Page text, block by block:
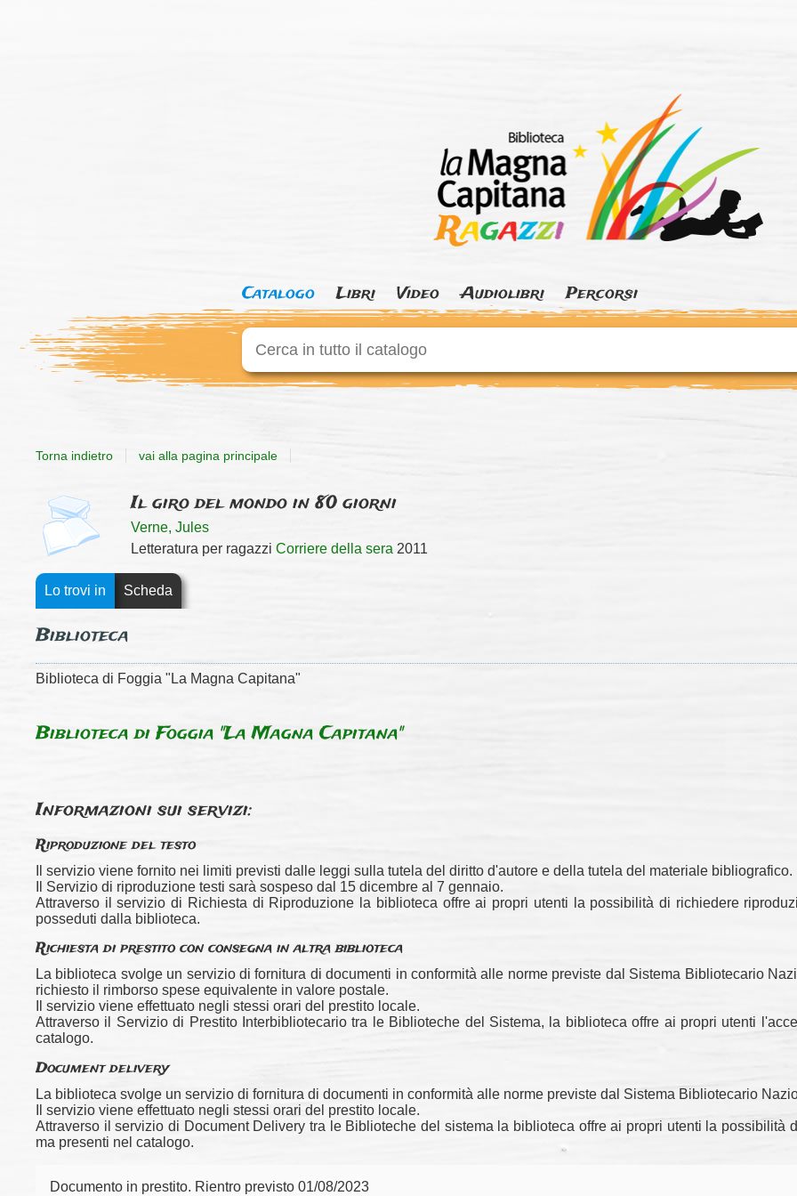
Magna
Capitana
Ragazzi
Catalogo Libri Video Audiolibri Percorsi
Cerca su "Catalogo"
Torna indietro vai alla pagina principale
Dettaglio
del
documento
copertina Il giro del mondo in 80 giorni
Verne, Jules
Letteratura per ragazzi Corriere della sera 2011
Lo trovi in Scheda
Biblioteca
Biblioteca di Foggia "La Magna Capitana"
Biblioteca di Foggia "La Magna Capitana"
Informazioni sui servizi:
Riproduzione del testo
Il servizio viene fornito nei limiti previsti dalle leggi sulla tutela del diritto d'autore e della tutela del materiale bibliografico.
Il Servizio di riproduzione testi sarà sospeso dal 15 dicembre al 7 gennaio.
Attraverso il servizio di Richiesta di Riproduzione la biblioteca offre ai propri utenti la possibilità di richiedere
posseduti dalla biblioteca.
Richiesta di prestito con consegna in altra biblioteca
La biblioteca svolge un servizio di fornitura di documenti in conformità alle norme previste dal Sistema Bibliotecario
richiesto il rimborso spese equivalente in valore postale.
Il servizio viene effettuato negli stessi orari del prestito locale.
Attraverso il Servizio di Prestito Interbibliotecario tra le Biblioteche del Sistema, la biblioteca offre ai propri utenti
catalogo.
Document delivery
La biblioteca svolge un servizio di fornitura di documenti in conformità alle norme previste dal Sistema Bibliotecario
Il servizio viene effettuato negli stessi orari del prestito locale.
Attraverso il servizio di Document Delivery tra le Biblioteche del sistema la biblioteca offre ai propri utenti la
ma presenti nel catalogo.
Documento in prestito. Rientro previsto 01/08/2023